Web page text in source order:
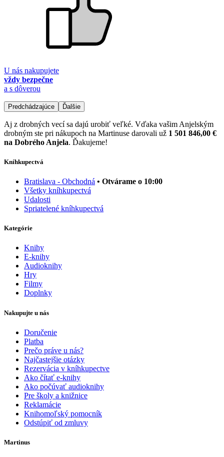
U nás nakupujete
vždy bezpečne
a s dôverou
Predchádzajúce Ďalšie
Aj z drobných vecí sa dajú urobiť veľké. Vďaka vašim Anjelským
drobným ste pri nákupoch na Martinuse darovali už 1 501 846,00 €
na Dobrého Anjela. Ďakujeme!
Kníhkupectvá
Bratislava - Obchodná • Otvárame o 10:00
Všetky kníhkupectvá
Udalosti
Spriatelené kníhkupectvá
Kategórie
Knihy
E-knihy
Audioknihy
Hry
Filmy
Doplnky
Nakupujte u nás
Doručenie
Platba
Prečo práve u nás?
Najčastejšie otázky
Rezervácia v kníhkupectve
Ako čítať e-knihy
Ako počúvať audioknihy
Pre školy a knižnice
Reklamácie
Knihomoľský pomocník
Odstúpiť od zmluvy
Martinus